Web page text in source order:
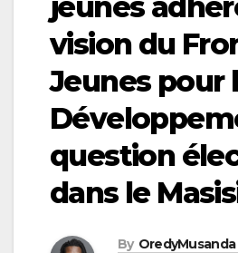
vision du
Jeunes pour
question
dans le
By OredyMusanda